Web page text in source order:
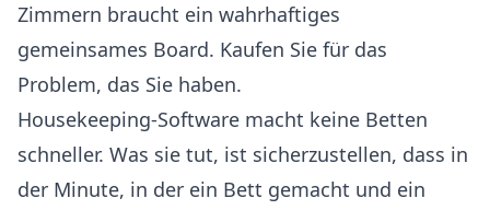
Zimmern braucht ein wahrhaftiges
gemeinsames Board. Kaufen Sie für das
Problem, das Sie haben.
Housekeeping-Software macht keine Betten
schneller. Was sie tut, ist sicherzustellen, dass in
der Minute, in der ein Bett gemacht und ein